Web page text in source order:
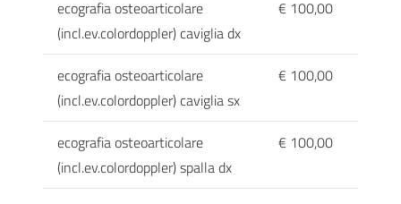
ecografia osteoarticolare
(incl.ev.colordoppler) caviglia dx
€ 100,00
ecografia osteoarticolare
(incl.ev.colordoppler) caviglia sx
€ 100,00
ecografia osteoarticolare
(incl.ev.colordoppler) spalla dx
€ 100,00